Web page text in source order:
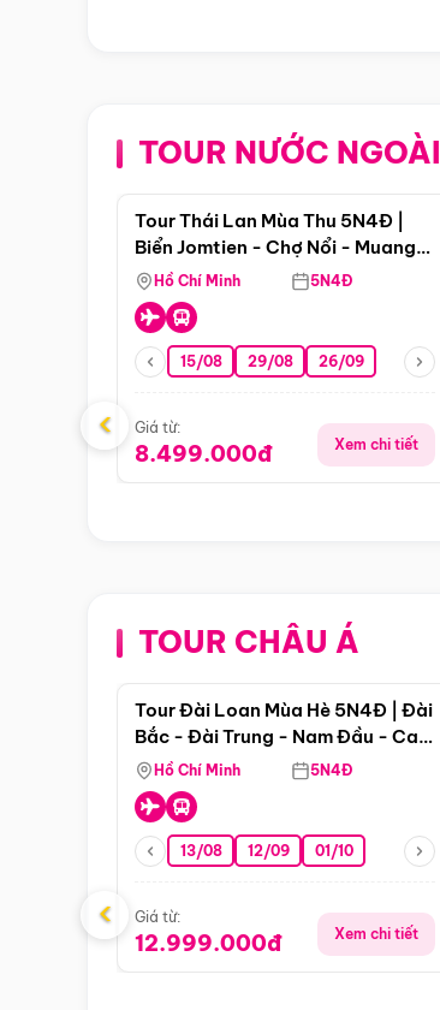
TOUR NƯỚC NGOÀI
Điểm nổi bật
Tour Thái Lan Mùa Thu 5N4Đ |
Biển Jomtien - Chợ Nổi - Muang
Boran - Suanthai
Hồ Chí Minh 5N4Đ
15/08 29/08 26/09
Giá từ:
8.499.000đ Xem chi tiết
‹
TOUR CHÂU ÁĐiểm nổi bật
Tour Đài Loan Mùa Hè 5N4Đ | Đài
Bắc - Đài Trung - Nam Đầu - Cao
Hùng ( Bay Vn)
Hồ Chí Minh 5N4Đ
13/08 12/09 01/10
Giá từ:
12.999.000đ Xem chi tiết
‹